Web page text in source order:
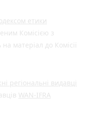
етики
Комісією з
матеріал до Комісії
регіональні видавці
WAN-IFRA